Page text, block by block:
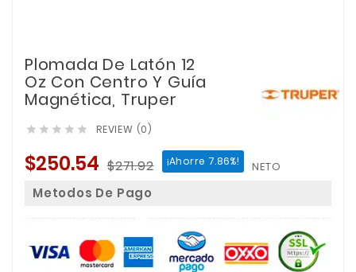
Plomada De Latón 12
Oz Con Centro Y Guía
Magnética, Truper
     REVIEW (0)
$250.54 $271.92 ¡Ahorre 7.86%! NETO
Metodos De Pago